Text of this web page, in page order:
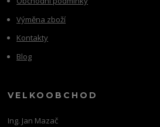
Výměna zboží
Kontakty
Blog
VELKOOBCHOD
Ing. Jan Mazač